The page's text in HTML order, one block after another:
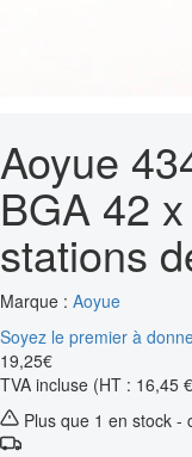
Aoyue
BGA 42
stations
Marque : Aoyue
Soyez le premier à
19,25€
TVA incluse (HT : 16,45
Plus que 1 en stock -